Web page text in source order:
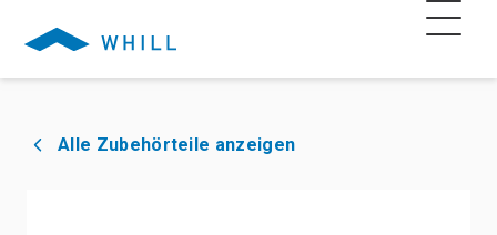
Alle Zubehörteile anzeigen